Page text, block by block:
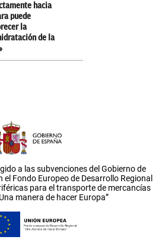
hacia
puede
la
de la
a las subvenciones del Gobierno de
Fondo Europeo de Desarrollo Regional
para el transporte de mercancías
manera de hacer Europa”